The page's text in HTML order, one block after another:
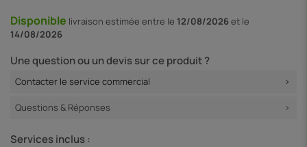
Disponible livraison estimée entre le 12/08/2026et le
14/08/2026
Une question ou un devis sur ce produit ?
Contacter le service commercial
Questions & Réponses
Services inclus :